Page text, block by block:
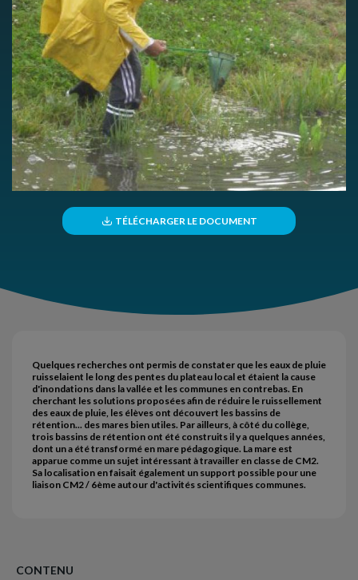
TÉLÉCHARGER LE DOCUMENT
Quelques recherches ont permis de constater que les eaux de pluie
ruisselaient le long des pentes du plateau local et étaient la cause
d'inondations dans la vallée et les communes en contrebas. En
cherchant les solutions proposées afin de réduire le ruissellement
des eaux de pluie, les élèves ont découvert les bassins de
rétention... des mares bien utiles. Par ailleurs, à côté du collège,
trois bassins de rétention ont été construits il y a quelques années,
dont un a été transformé en mare pédagogique. La mare est
apparue comme un sujet intéressant à travailler en classe de CM2.
Sa localisation en faisait également un support possible pour une
liaison CM2 / 6ème autour d'activités scientifiques communes.
CONTENU